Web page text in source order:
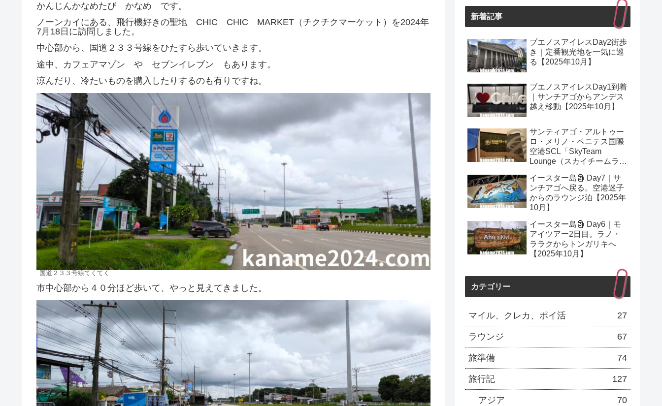
かんじんかなめたび かなめ です。
ノーンカイにある、飛行機好きの聖地 CHIC CHIC MARKET（チクチクマーケット）を2024年
7月18日に訪問しました。
中心部から、国道２３３号線をひたすら歩いていきます。
途中、カフェアマゾン や セブンイレブン もあります。
涼んだり、冷たいものを購入したりするのも有りですね。
国道２３３号線てくてく
市中心部から４０分ほど歩いて、やっと見えてきました。
新着記事
ブエノスアイレスDay2街歩
き｜定番観光地を一気に巡
る【2025年10月】
ブエノスアイレスDay1到着
｜サンチアゴからアンデス
越え移動【2025年10月】
サンティアゴ・アルトゥー
ロ・メリノ・ベニテス国際
空港SCL「SkyTeam
Lounge（スカイチームラウ
オリティパス可【2025年10
月】
イースター島🗿 Day7｜サ
ンチアゴへ戻る。空港迷子
からのラウンジ泊【2025年
10月】
イースター島🗿 Day6｜モ
アイツアー2日目。ラノ・
ララクからトンガリキへ
【2025年10月】
カテゴリー
マイル、クレカ、ポイ活 27
ラウンジ 67
旅準備 74
旅行記 127
アジア 70